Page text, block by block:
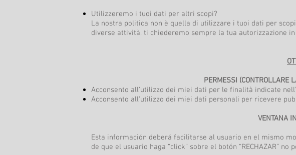
Utilizzeremo i tuoi dati per altri scopi?
La nostra politica non è quella di utilizzare i tuoi dati per
diverse attività, ti chiederemo sempre la tua autorizzazione
PERMESSI (CONTROLLARE
Acconsento all'utilizzo dei miei dati per le finalità indicate
Acconsento all'utilizzo dei miei dati personali per ricevere
VENTANA
Esta información deberá facilitarse al usuario en el mismo
de que el usuario haga “click” sobre el botón “RECHAZAR”